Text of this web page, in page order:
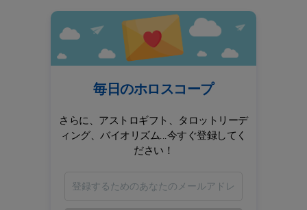
毎日のホロスコープ
さらに、アストロギフト、タロットリーデ
ィング、バイオリズム...今すぐ登録してく
ださい！